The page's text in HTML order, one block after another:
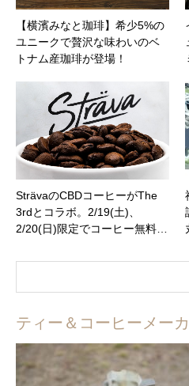
【横濱みなと珈琲】希少5%の
ユニークで贅沢な味わいのベ
トナム産珈琲が登場！
SträvaのCBDコーヒーがThe
3rdとコラボ。2/19(土)、
2/20(日)限定でコーヒー無料…
ティー＆コーヒーメー